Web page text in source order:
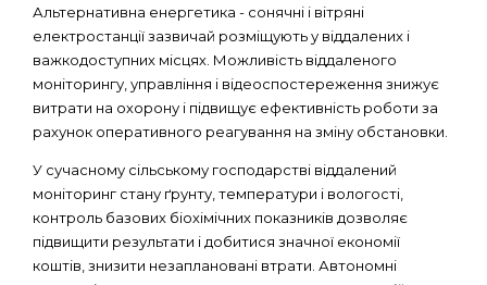
Альтернативна енергетика - сонячні і вітряні
електростанції зазвичай розміщують у віддалених і
важкодоступних місцях. Можливість віддаленого
моніторингу, управління і відеоспостереження знижує
витрати на охорону і підвищує ефективність роботи за
рахунок оперативного реагування на зміну обстановки.
У сучасному сільському господарстві віддалений
моніторинг стану ґрунту, температури і вологості,
контроль базових біохімічних показників дозволяє
підвищити результати і добитися значної економії
коштів, знизити незаплановані втрати. Автономні